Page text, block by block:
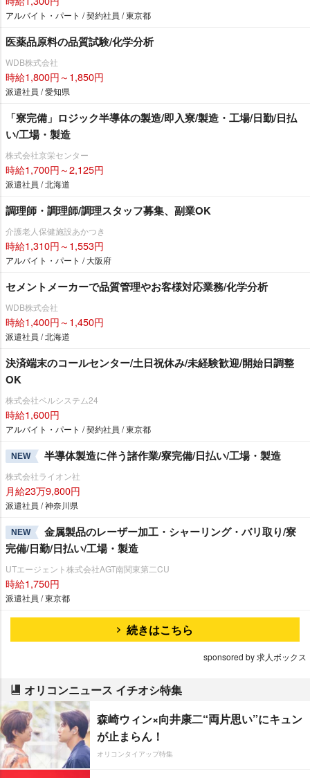
アルバイト・パート / 契約社員 / 東京都
医薬品原料の品質試験/化学分析
WDB株式会社
時給1,800円～1,850円
派遣社員 / 愛知県
「寮完備」ロジック半導体の製造/即入寮/製造・工場/日勤/日払
い/工場・製造
株式会社京栄センター
時給1,700円～2,125円
派遣社員 / 北海道
調理師・調理師/調理スタッフ募集、副業OK
介護老人保健施設あかつき
時給1,310円～1,553円
アルバイト・パート / 大阪府
セメントメーカーで品質管理やお客様対応業務/化学分析
WDB株式会社
時給1,400円～1,450円
派遣社員 / 北海道
決済端末のコールセンター/土日祝休み/未経験歓迎/開始日調整
OK
株式会社ベルシステム24
時給1,600円
アルバイト・パート / 契約社員 / 東京都
NEW 半導体製造に伴う諸作業/寮完備/日払い/工場・製造
株式会社ライオン社
月給23万9,800円
派遣社員 / 神奈川県
NEW
金属製品のレーザー加工・シャーリング・バリ取り/寮
完備/日勤/日払い/工場・製造
UTエージェント株式会社AGT南関東第二CU
時給1,750円
派遣社員 / 東京都
続きはこちら
sponsored by 求人ボックス
オリコンニュース イチオシ特集
森崎ウィン×向井康二“両片思い”にキュン
が止まらん！
オリコンタイアップ特集